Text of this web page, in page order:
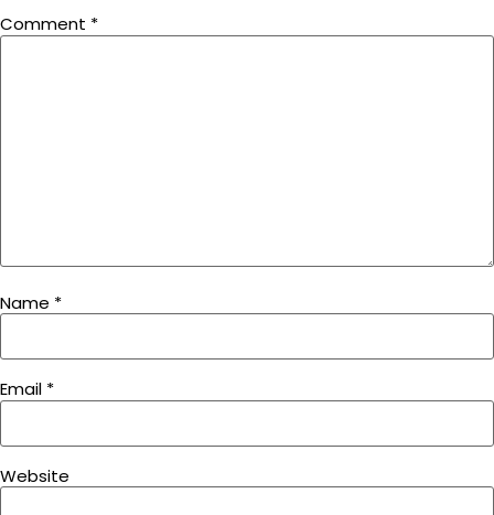
Comment *
Name *
Email *
Website